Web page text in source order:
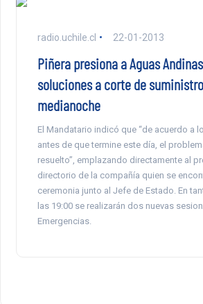
radio.uchile.cl 22-01-2013
Piñera presiona a Aguas
soluciones a corte de
medianoche
El Mandatario indicó que “de acuerdo a
antes de que termine este día, el
resuelto”, emplazando directamente al
directorio de la compañía quien se
ceremonia junto al Jefe de Estado. En
las 19:00 se realizarán dos nuevas
Emergencias.